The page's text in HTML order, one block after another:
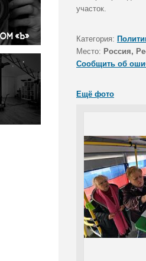
участок.
Категория:
Место: Россия,
Сообщить об
Ещё фото